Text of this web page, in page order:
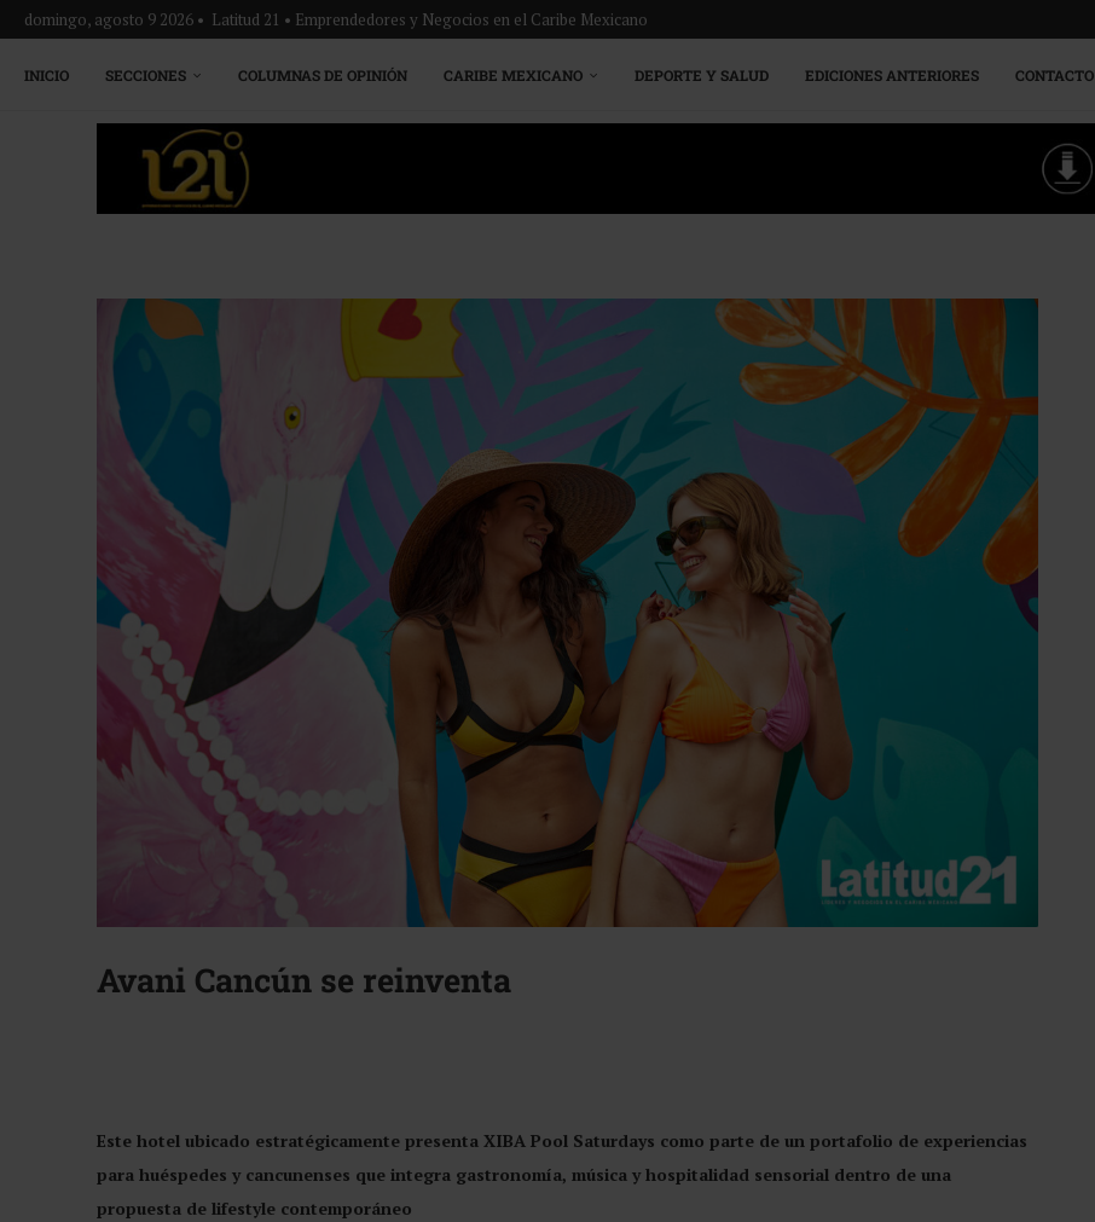
domingo, agosto 9 2026 • Latitud 21 • Emprendedores y Negocios en el Caribe Mexicano
INICIO SECCIONES COLUMNAS DE OPINIÓN CARIBE MEXICANO DEPORTE Y SALUD EDICIONES ANTERIORES CONTACTO
Avani Cancún se reinventa
Este hotel ubicado estratégicamente presenta XIBA Pool Saturdays como parte de un portafolio de experiencias
para huéspedes y cancunenses que integra gastronomía, música y hospitalidad sensorial dentro de una
propuesta de lifestyle contemporáneo